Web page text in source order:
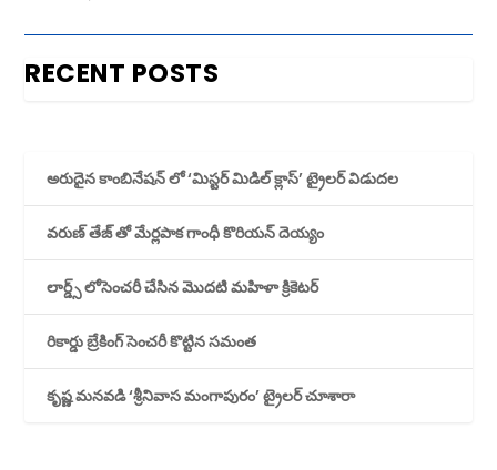
RECENT POSTS
అరుదైన కాంబినేషన్ లో ‘మిస్టర్ మిడిల్ క్లాస్’ ట్రైలర్ విడుదల
వరుణ్ తేజ్ తో మేర్లపాక గాంధీ కొరియన్ దెయ్యం
లార్డ్స్ లోసెంచరీ చేసిన మొదటి మహిళా క్రికెటర్
రికార్డు బ్రేకింగ్ సెంచరీ కొట్టిన సమంత
కృష్ణ మనవడి ‘శ్రీనివాస మంగాపురం’ ట్రైలర్ చూశారా